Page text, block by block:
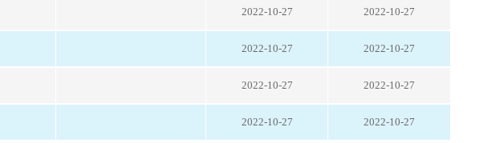
2022-10-27 2022-10-27
2022-10-27 2022-10-27
2022-10-27 2022-10-27
2022-10-27 2022-10-27